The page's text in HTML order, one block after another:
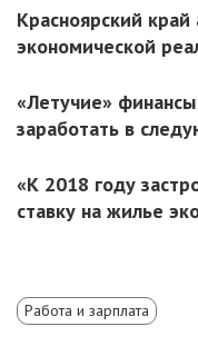
Красноярский
экономической
«Летучие»
заработать в
«К 2018 году
ставку на жилье
Работа и зарплата